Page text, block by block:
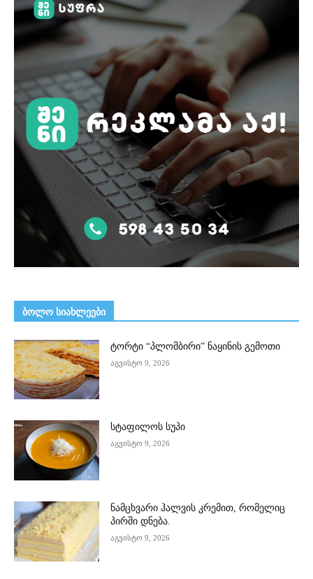
ᲑᲝᲚᲝ ᲡᲘᲐᲮᲚᲔᲔᲑᲘ
ტორტი “პლომბირი” ნაყინის გემოთი
აგვისტო 9, 2026
სტაფილოს სუპი
აგვისტო 9, 2026
ნამცხვარი ჰალვის კრემით, რომელიც
პირში დნება.
აგვისტო 9, 2026